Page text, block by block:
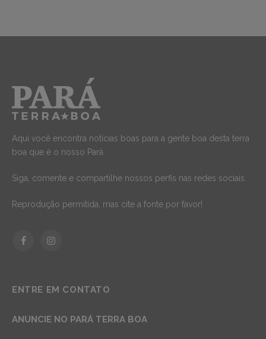
Aqui você encontra notícias boas para a gente boa desta terra
boa que é o nosso Pará.
Siga, comente e compartilhe nossos perfis nas redes sociais.
Reprodução permitida, mas cite a fonte por favor!
FacebookInstagram
ENTRE EM CONTATO
ANUNCIE NO PARÁ TERRA BOA